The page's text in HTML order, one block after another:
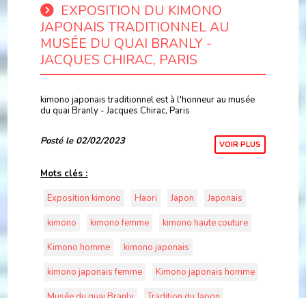
EXPOSITION DU KIMONO
JAPONAIS TRADITIONNEL AU
MUSÉE DU QUAI BRANLY -
JACQUES CHIRAC, PARIS
kimono japonais traditionnel est à l'honneur au musée
du quai Branly - Jacques Chirac, Paris
Posté le 02/02/2023 VOIR PLUS
Mots clés :
Exposition kimono
Haori Japon
Japonais
kimono
kimono femme
kimono haute couture
Kimono homme
kimono japonais
kimono japonais femme
Kimono japonais homme